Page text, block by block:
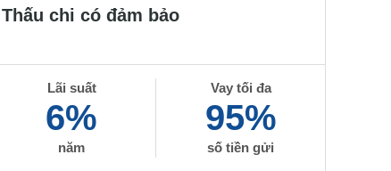
Thấu chi có đảm bảo
Lãi suất
6%
năm
Vay tối đa
95%
số tiền gửi